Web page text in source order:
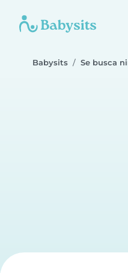
Babysits Se busca